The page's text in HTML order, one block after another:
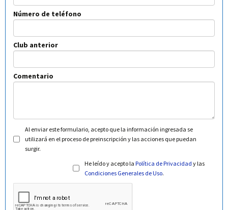
Número de teléfono
Club anterior
Comentario
Al enviar este formulario, acepto que la información ingresada se
utilizará en el proceso de preinscripción y las acciones que puedan
surgir.
He leído y acepto la Política de Privacidad y las
Condiciones Generales de Uso.